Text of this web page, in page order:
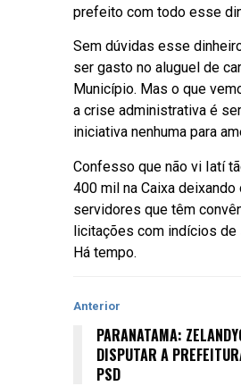
prefeito com todo esse
Sem dúvidas esse
ser gasto no aluguel de
Município. Mas o que
a crise administrativa é
iniciativa nenhuma para
Confesso que não vi Iatí
400 mil na Caixa
servidores que têm
licitações com indícios de
Há tempo.
Anterior
PARANATAMA:
DISPUTAR A
PSD